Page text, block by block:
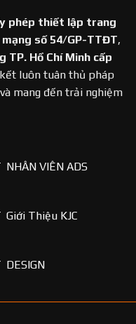
phép thiết lập trang
số 54/GP-TTĐT,
Hồ Chí Minh cấp
luôn tuân thủ pháp
mang đến trải nghiệm
NHÂN VIÊN ADS
Giới Thiệu KJC
DESIGN